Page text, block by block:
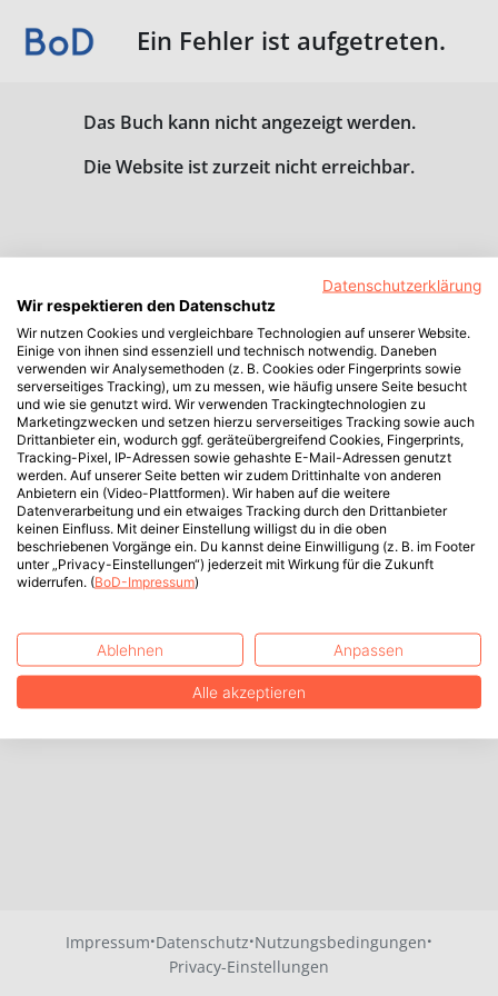
Ein Fehler ist aufgetreten.
Das Buch kann nicht angezeigt werden.
Die Website ist zurzeit nicht erreichbar.
Impressum·Datenschutz·Nutzungsbedingungen·
Privacy-Einstellungen
Datenschutzerklärung
Wir respektieren den Datenschutz
Wir nutzen Cookies und vergleichbare Technologien auf unserer Website.
Einige von ihnen sind essenziell und technisch notwendig. Daneben
verwenden wir Analysemethoden (z. B. Cookies oder Fingerprints sowie
serverseitiges Tracking), um zu messen, wie häufig unsere Seite besucht
und wie sie genutzt wird. Wir verwenden Trackingtechnologien zu
Marketingzwecken und setzen hierzu serverseitiges Tracking sowie auch
Drittanbieter ein, wodurch ggf. geräteübergreifend Cookies, Fingerprints,
Tracking-Pixel, IP-Adressen sowie gehashte E-Mail-Adressen genutzt
werden. Auf unserer Seite betten wir zudem Drittinhalte von anderen
Anbietern ein (Video-Plattformen). Wir haben auf die weitere
Datenverarbeitung und ein etwaiges Tracking durch den Drittanbieter
keinen Einfluss. Mit deiner Einstellung willigst du in die oben
beschriebenen Vorgänge ein. Du kannst deine Einwilligung (z. B. im Footer
unter „Privacy-Einstellungen“) jederzeit mit Wirkung für die Zukunft
widerrufen. (BoD-Impressum)
Ablehnen Anpassen
Alle akzeptieren